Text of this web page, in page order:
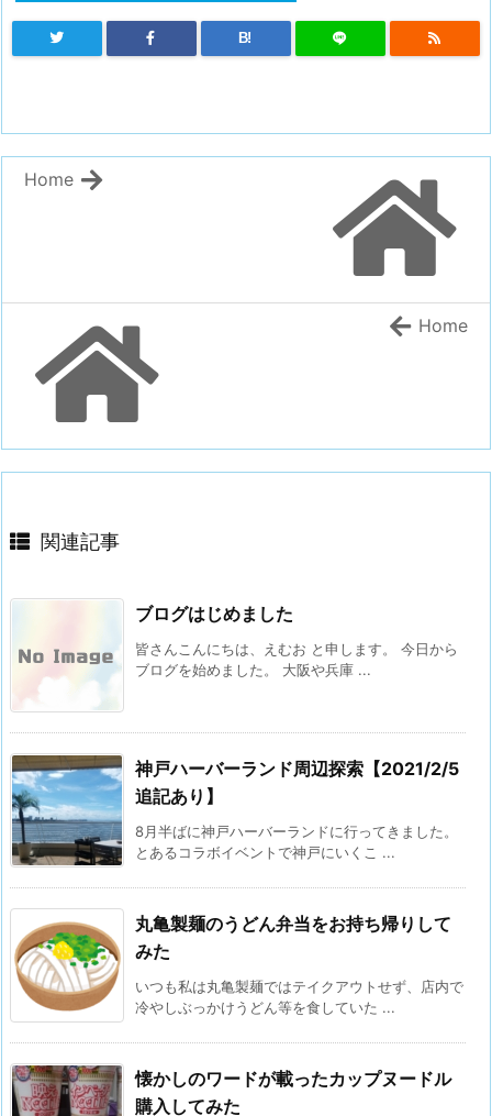
B!
Home
Home
関連記事
ブログはじめました
皆さんこんにちは、えむお と申します。 今日から
ブログを始めました。 大阪や兵庫 ...
神戸ハーバーランド周辺探索【2021/2/5
追記あり】
8月半ばに神戸ハーバーランドに行ってきました。
とあるコラボイベントで神戸にいくこ ...
丸亀製麺のうどん弁当をお持ち帰りして
みた
いつも私は丸亀製麺ではテイクアウトせず、店内で
冷やしぶっかけうどん等を食していた ...
懐かしのワードが載ったカップヌードル
購入してみた